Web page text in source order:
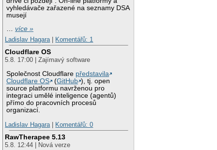
vyhledávače zařazené na seznamy DSA
musejí
…více »
Ladislav Hagara
Komentářů: 1
Cloudflare OS
5.8. 17:00 | Zajímavý software
Společnost Cloudflare představila
Cloudflare OS
(GitHub ), tj. open
source platformu navrženou pro
integraci umělé inteligence (agentů)
přímo do pracovních procesů
organizací.
Ladislav Hagara
Komentářů: 0
RawTherapee 5.13
5.8. 12:44 | Nová verze